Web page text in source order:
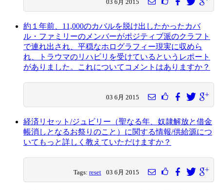
03 6月 2015
約１年前、11,000のカバルを脱け出したかったカバ
ル・ファミリーのメンバーがポジティブ派のクラフト
で連れ出され、平穏なホログラフィー現実に収めら
れ、トラウマのリハビリを受けているというレポート
がありました。これについてコメントはありますか？
03 6月 2015
経済リセット/ジュビリー（聖なる年、奴隷解放と借金
帳消しとなるお祭りのこと）に関する情報/供給源につ
いてもっと詳しく教えていただけますか？
Tags:reset 03 6月 2015